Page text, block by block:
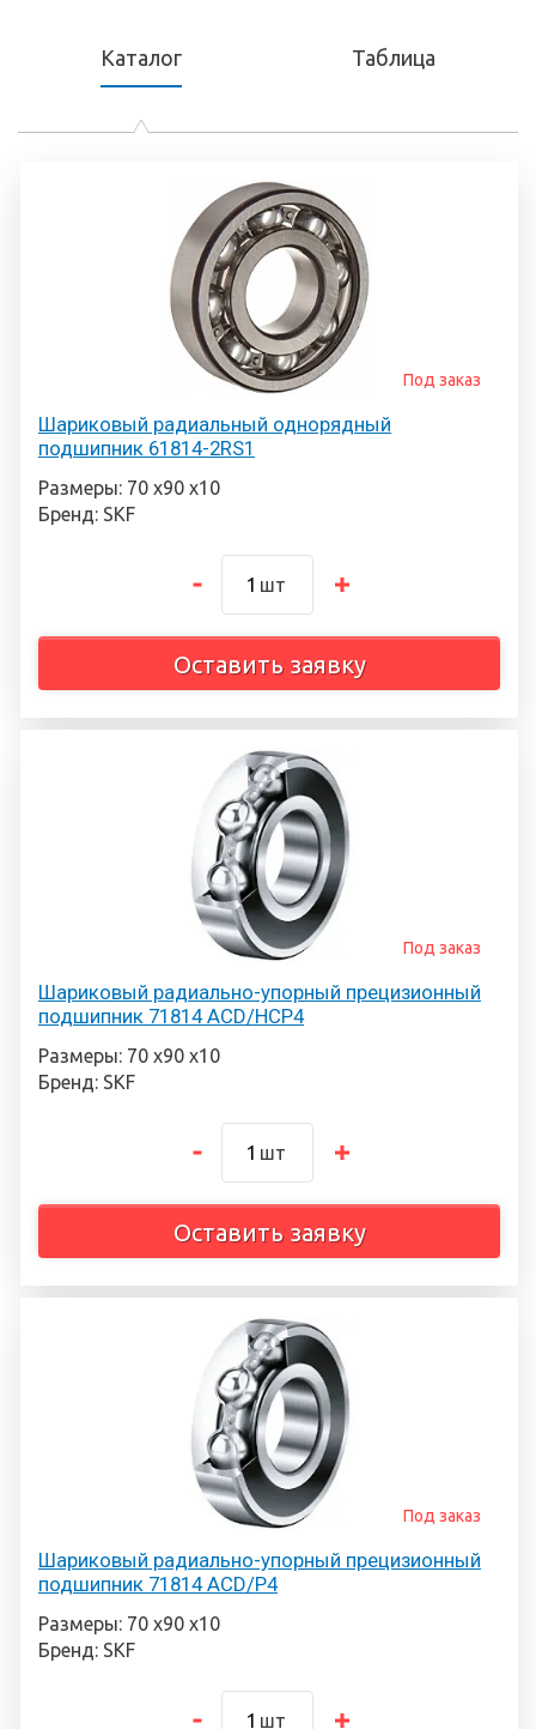
Каталог Таблица
Шариковый радиальный однорядный
подшипник 61814-2RS1
Под заказ
Размеры: 70 х90 х10
Бренд: SKF
шт
Оставить заявку
Шариковый радиально-упорный прецизионный
подшипник 71814 ACD/HCP4
Под заказ
Размеры: 70 х90 х10
Бренд: SKF
шт
Оставить заявку
Шариковый радиально-упорный прецизионный
подшипник 71814 ACD/P4
Под заказ
Размеры: 70 х90 х10
Бренд: SKF
шт